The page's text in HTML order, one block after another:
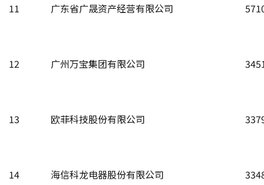
11 广东省广晟资产经营有限公司
12 广州万宝集团有限公司
13 欧菲科技股份有限公司
14 海信科龙电器股份有限公司